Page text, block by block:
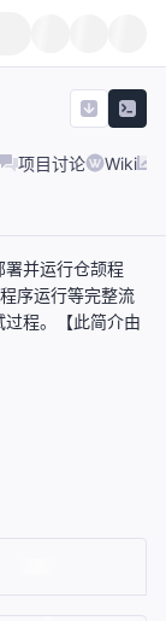
项目讨论 Wiki
并运行仓颉程
序运行等完整流
程。【此简介由